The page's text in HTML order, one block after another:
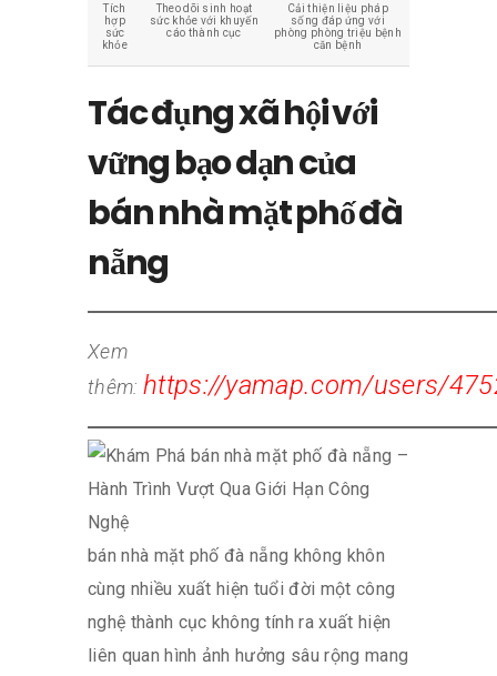
Tích
hợp
sức
khỏe
Theo dõi sinh hoạt
sức khỏe với khuyến
cáo thành cục
Cải thiện liệu pháp
sống đáp ứng với
phòng phòng triệu bệnh
căn bệnh
Tác đụng xã hội với
vững bạo dạn của
bán nhà mặt phố đà
nẵng
Xem
thêm: https://yamap.com/users/
bán nhà mặt phố đà nẵng không khôn
cùng nhiều xuất hiện tuổi đời một công
nghệ thành cục không tính ra xuất hiện
liên quan hình ảnh hưởng sâu rộng mang